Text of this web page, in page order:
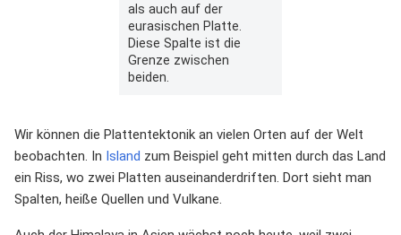
als auch auf der
eurasischen Platte.
Diese Spalte ist die
Grenze zwischen
beiden.
Wir können die Plattentektonik an vielen Orten auf der Welt
beobachten. In Island zum Beispiel geht mitten durch das Land
ein Riss, wo zwei Platten auseinanderdriften. Dort sieht man
Spalten, heiße Quellen und Vulkane.